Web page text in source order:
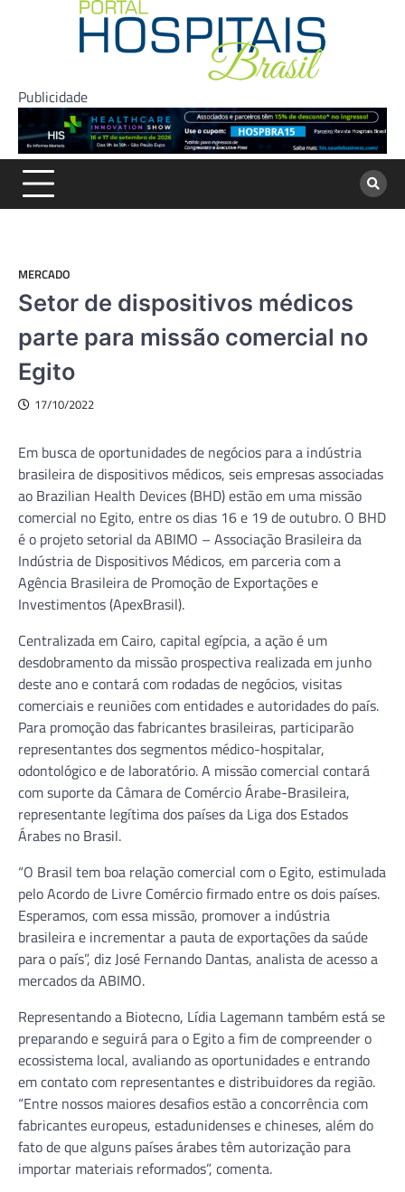
Publicidade
MERCADO
Setor de dispositivos médicos
parte para missão comercial no
Egito
17/10/2022
Em busca de oportunidades de negócios para a indústria
brasileira de dispositivos médicos, seis empresas associadas
ao Brazilian Health Devices (BHD) estão em uma missão
comercial no Egito, entre os dias 16 e 19 de outubro. O BHD
é o projeto setorial da ABIMO – Associação Brasileira da
Indústria de Dispositivos Médicos, em parceria com a
Agência Brasileira de Promoção de Exportações e
Investimentos (ApexBrasil).
Centralizada em Cairo, capital egípcia, a ação é um
desdobramento da missão prospectiva realizada em junho
deste ano e contará com rodadas de negócios, visitas
comerciais e reuniões com entidades e autoridades do país.
Para promoção das fabricantes brasileiras, participarão
representantes dos segmentos médico-hospitalar,
odontológico e de laboratório. A missão comercial contará
com suporte da Câmara de Comércio Árabe-Brasileira,
representante legítima dos países da Liga dos Estados
Árabes no Brasil.
“O Brasil tem boa relação comercial com o Egito, estimulada
pelo Acordo de Livre Comércio firmado entre os dois países.
Esperamos, com essa missão, promover a indústria
brasileira e incrementar a pauta de exportações da saúde
para o país”, diz José Fernando Dantas, analista de acesso a
mercados da ABIMO.
Representando a Biotecno, Lídia Lagemann também está se
preparando e seguirá para o Egito a fim de compreender o
ecossistema local, avaliando as oportunidades e entrando
em contato com representantes e distribuidores da região.
“Entre nossos maiores desafios estão a concorrência com
fabricantes europeus, estadunidenses e chineses, além do
fato de que alguns países árabes têm autorização para
importar materiais reformados”, comenta.